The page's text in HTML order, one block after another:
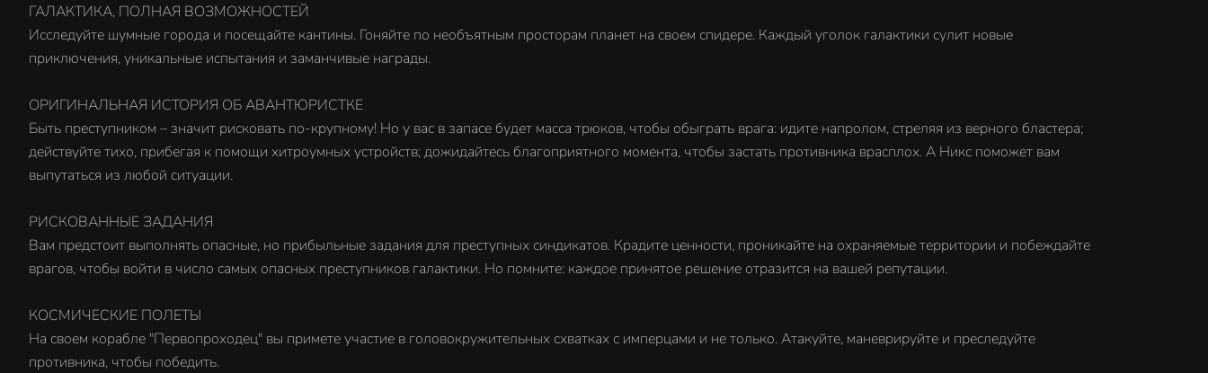
ГАЛАКТИКА, ПОЛНАЯ ВОЗМОЖНОСТЕЙ
Исследуйте шумные города и посещайте кантины. Гоняйте по необъятным просторам планет на своем спидере. Каждый уголок галактики сулит новые
приключения, уникальные испытания и заманчивые награды.
ОРИГИНАЛЬНАЯ ИСТОРИЯ ОБ АВАНТЮРИСТКЕ
Быть преступником – значит рисковать по-крупному! Но у вас в запасе будет масса трюков, чтобы обыграть врага: идите напролом, стреляя из верного бластера;
действуйте тихо, прибегая к помощи хитроумных устройств; дожидайтесь благоприятного момента, чтобы застать противника врасплох. А Никс поможет вам
выпутаться из любой ситуации.
РИСКОВАННЫЕ ЗАДАНИЯ
Вам предстоит выполнять опасные, но прибыльные задания для преступных синдикатов. Крадите ценности, проникайте на охраняемые территории и побеждайте
врагов, чтобы войти в число самых опасных преступников галактики. Но помните: каждое принятое решение отразится на вашей репутации.
КОСМИЧЕСКИЕ ПОЛЕТЫ
На своем корабле "Первопроходец" вы примете участие в головокружительных схватках с имперцами и не только. Атакуйте, маневрируйте и преследуйте
противника, чтобы победить.